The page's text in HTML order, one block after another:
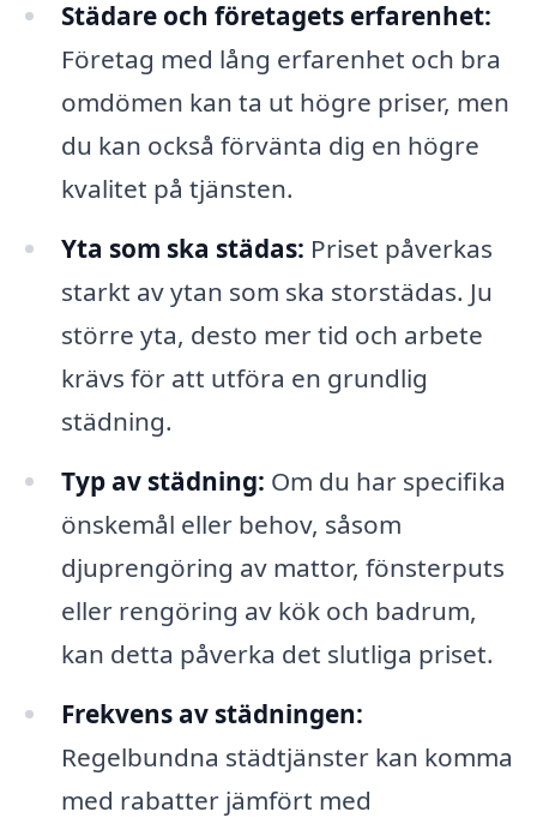
Städare och företagets erfarenhet:
Företag med lång erfarenhet och bra
omdömen kan ta ut högre priser, men
du kan också förvänta dig en högre
kvalitet på tjänsten.
Yta som ska städas: Priset påverkas
starkt av ytan som ska storstädas. Ju
större yta, desto mer tid och arbete
krävs för att utföra en grundlig
städning.
Typ av städning: Om du har specifika
önskemål eller behov, såsom
djuprengöring av mattor, fönsterputs
eller rengöring av kök och badrum,
kan detta påverka det slutliga priset.
Frekvens av städningen:
Regelbundna städtjänster kan komma
med rabatter jämfört med